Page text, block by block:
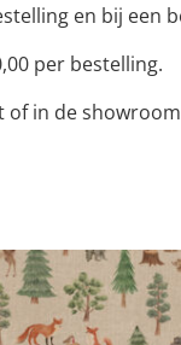
en bij een
per bestelling.
of in de